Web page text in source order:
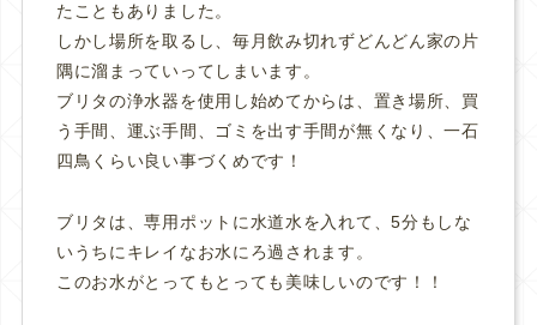
たこともありました。
しかし場所を取るし、毎月飲み切れずどんどん家の片
隅に溜まっていってしまいます。
ブリタの浄水器を使用し始めてからは、置き場所、買
う手間、運ぶ手間、ゴミを出す手間が無くなり、一石
四鳥くらい良い事づくめです！
ブリタは、専用ポットに水道水を入れて、5分もしな
いうちにキレイなお水にろ過されます。
このお水がとってもとっても美味しいのです！！